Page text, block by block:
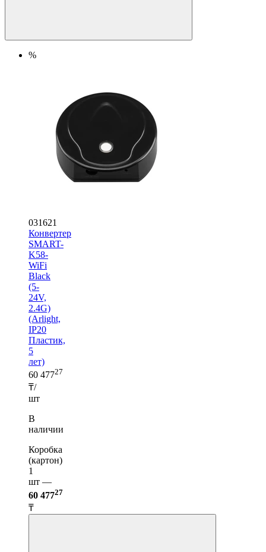
%
031621
Конвертер
SMART-
K58-
WiFi
Black
(5-
24V,
2.4G)
(Arlight,
IP20
Пластик,
5
лет)
60 47727
₸/
шт
В
наличии
Коробка
(картон)
1
шт —
60 47727
₸